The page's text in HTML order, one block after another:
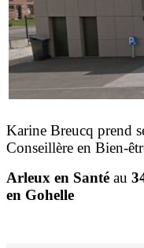
Karine Breucq prend
Conseillère en Bien-
Arleux en Santé au
en Gohelle